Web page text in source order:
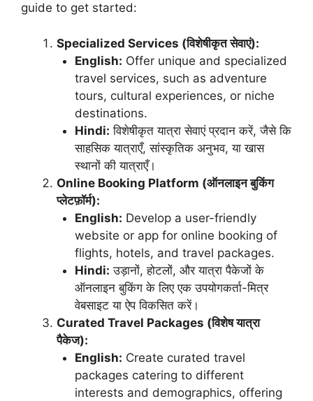
guide to get started:
Specialized Services (विशेषीकृत सेवाएं):
English: Offer unique and specialized
travel services, such as adventure
tours, cultural experiences, or niche
destinations.
Hindi: विशेषीकृत यात्रा सेवाएं प्रदान करें, जैसे कि
साहसिक यात्राएँ, सांस्कृतिक अनुभव, या खास
स्थानों की यात्राएँ।
Online Booking Platform (ऑनलाइन बुकिंग
प्लेटफ़ॉर्म):
English: Develop a user-friendly
website or app for online booking of
flights, hotels, and travel packages.
Hindi: उड़ानों, होटलों, और यात्रा पैकेजों के
ऑनलाइन बुकिंग के लिए एक उपयोगकर्ता-मित्र
वेबसाइट या ऐप विकसित करें।
Curated Travel Packages (विशेष यात्रा
पैकेज):
English: Create curated travel
packages catering to different
interests and demographics, offering